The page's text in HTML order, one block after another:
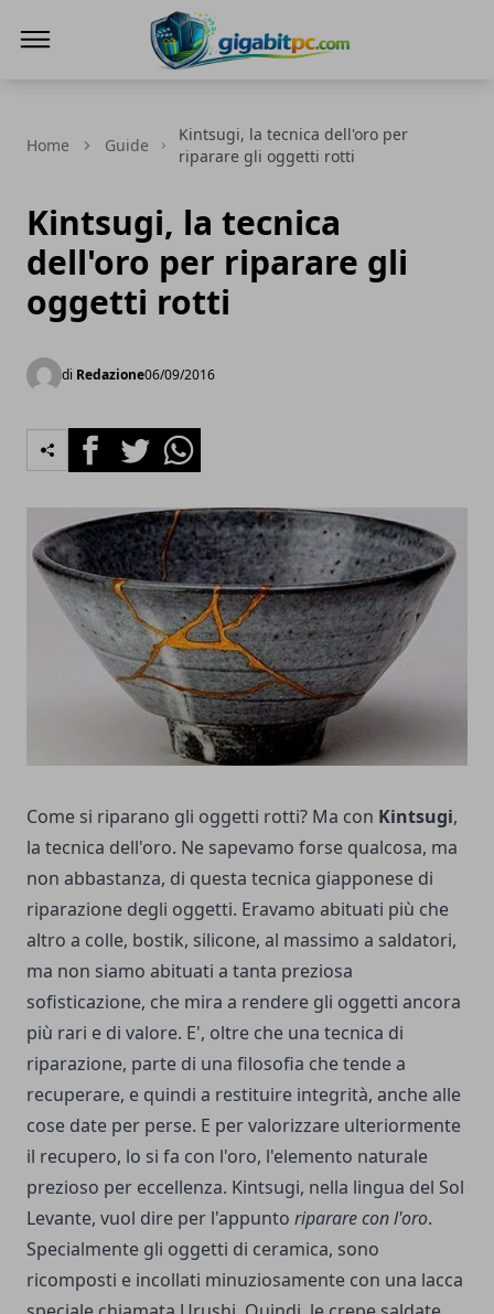
Home Guide
Kintsugi, la tecnica dell'oro per
riparare gli oggetti rotti
Kintsugi, la tecnica
dell'oro per riparare gli
oggetti rotti
di Redazione06/09/2016
FacebookTwitterWhatsapp
Come si riparano gli oggetti rotti? Ma con Kintsugi,
la tecnica dell'oro. Ne sapevamo forse qualcosa, ma
non abbastanza, di questa tecnica giapponese di
riparazione degli oggetti. Eravamo abituati più che
altro a colle, bostik, silicone, al massimo a saldatori,
ma non siamo abituati a tanta preziosa
sofisticazione, che mira a rendere gli oggetti ancora
più rari e di valore. E', oltre che una tecnica di
riparazione, parte di una filosofia che tende a
recuperare, e quindi a restituire integrità, anche alle
cose date per perse. E per valorizzare ulteriormente
il recupero, lo si fa con l'oro, l'elemento naturale
prezioso per eccellenza. Kintsugi, nella lingua del Sol
Levante, vuol dire per l'appunto riparare con l'oro.
Specialmente gli oggetti di ceramica, sono
ricomposti e incollati minuziosamente con una lacca